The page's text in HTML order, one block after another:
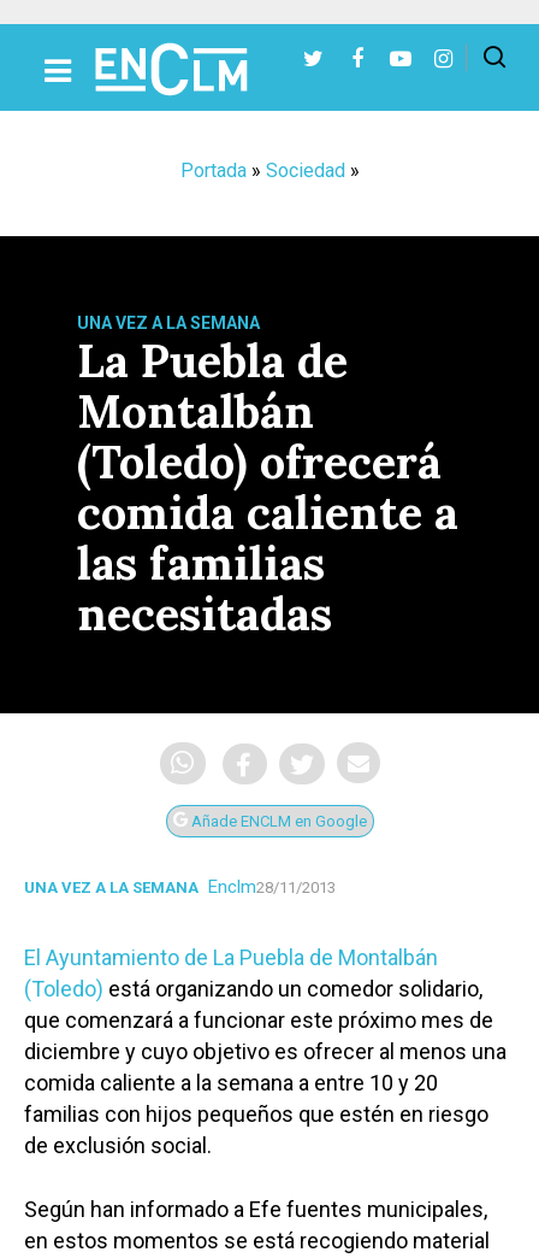
Portada» Sociedad»
UNA VEZ A LA SEMANA
La Puebla de
Montalbán
(Toledo) ofrecerá
comida caliente a
las familias
necesitadas
Añade ENCLM en Google
UNA VEZ A LA SEMANA Enclm28/11/2013
El Ayuntamiento de La Puebla de Montalbán
(Toledo) está organizando un comedor solidario,
que comenzará a funcionar este próximo mes de
diciembre y cuyo objetivo es ofrecer al menos una
comida caliente a la semana a entre 10 y 20
familias con hijos pequeños que estén en riesgo
de exclusión social.
Según han informado a Efe fuentes municipales,
en estos momentos se está recogiendo material